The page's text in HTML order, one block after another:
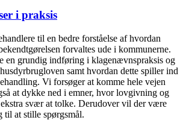
i praksis
til en bedre forståelse af hvordan
forvaltes ude i kommunerne.
en grundig indføring i klagenævnspraksis og
samt hvordan dette spiller ind
Vi forsøger at komme hele vejen
at dykke ned i emner, hvor lovgivning og
svær at tolke. Derudover vil der være
til at stille spørgsmål.